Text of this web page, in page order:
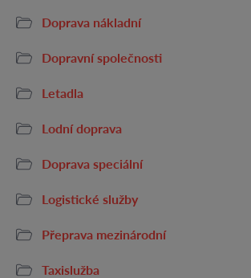
Doprava nákladní
Dopravní společnosti
Letadla
Lodní doprava
Doprava speciální
Logistické služby
Přeprava mezinárodní
Taxislužba